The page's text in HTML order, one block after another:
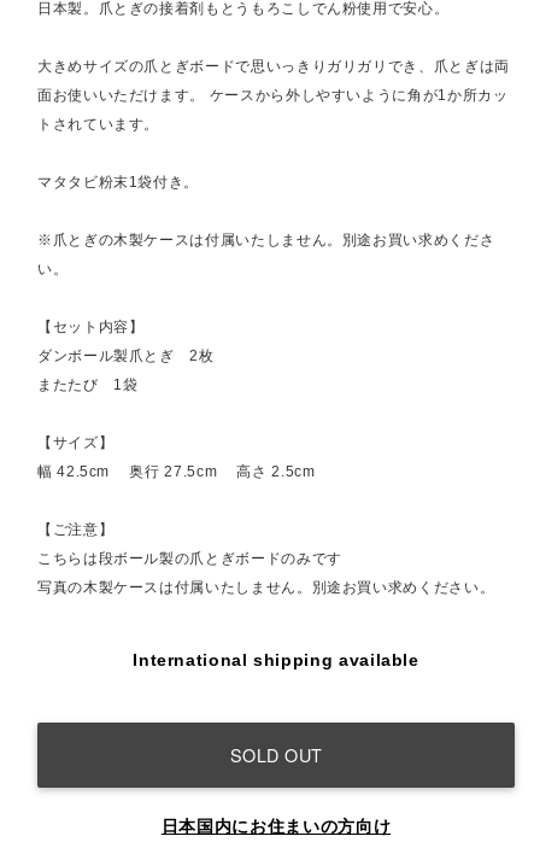
日本製。爪とぎの接着剤もとうもろこしでん粉使用で安心。
大きめサイズの爪とぎボードで思いっきりガリガリでき、爪とぎは両
面お使いいただけます。 ケースから外しやすいように角が1か所カッ
トされています。
マタタビ粉末1袋付き。
※爪とぎの木製ケースは付属いたしません。別途お買い求めくださ
い。
【セット内容】
ダンボール製爪とぎ 2枚
またたび 1袋
【サイズ】
幅 42.5cm 奥行 27.5cm 高さ 2.5cm
【ご注意】
こちらは段ボール製の爪とぎボードのみです
写真の木製ケースは付属いたしません。別途お買い求めください。
International shipping available
SOLD OUT
日本国内にお住まいの方向け